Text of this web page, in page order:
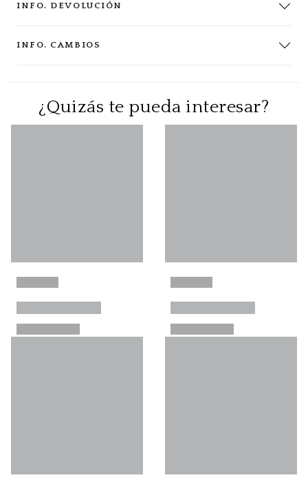
INFO. DEVOLUCIÓN
INFO. CAMBIOS
¿Quizás te pueda interesar?